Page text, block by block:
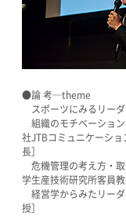
●論 考─theme
スポーツにみるリー
組織のモチベーショ
社JTBコミュニケーシ
長］
危機管理の考え方・
学生産技術研究所客員
経営学からみたリー
授］